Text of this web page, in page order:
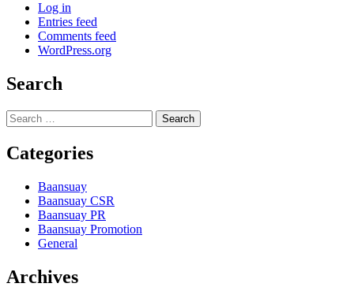
Log in
Entries feed
Comments feed
WordPress.org
Search
Search
for:
Categories
Baansuay
Baansuay CSR
Baansuay PR
Baansuay Promotion
General
Archives